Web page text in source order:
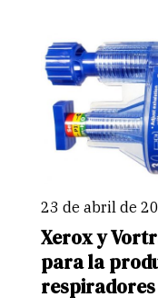
23 de abril de
Xerox y
para la